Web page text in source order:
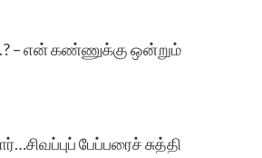
– என் கண்ணுக்கு ஒன்றும்
பேப்பரைச் சுத்தி